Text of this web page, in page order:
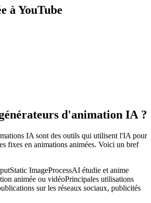
à YouTube
d'animation IA ?
IA sont des outils qui utilisent l'IA pour
fixes en animations animées. Voici un bref
ImageProcessAI étudie et anime
animée ou vidéoPrincipales utilisations
sur les réseaux sociaux, publicités